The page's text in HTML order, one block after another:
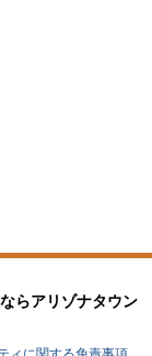
らアリゾナタウン